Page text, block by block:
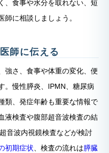
、食事や水分を取れない、短
に相談しましょう。
師に伝える
強さ、食事や体重の変化、便
。慢性膵炎、IPMN、糖尿病
類、発症年齢も重要な情報で
液検査や腹部超音波検査の結
音波内視鏡検査などが検討
初期症状、検査の流れは膵臓